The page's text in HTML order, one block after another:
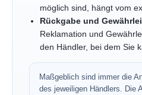
möglich sind, hängt vom
Rückgabe und
Reklamation und
den Händler, bei dem Sie
Maßgeblich sind immer die
des jeweiligen Händlers. Die